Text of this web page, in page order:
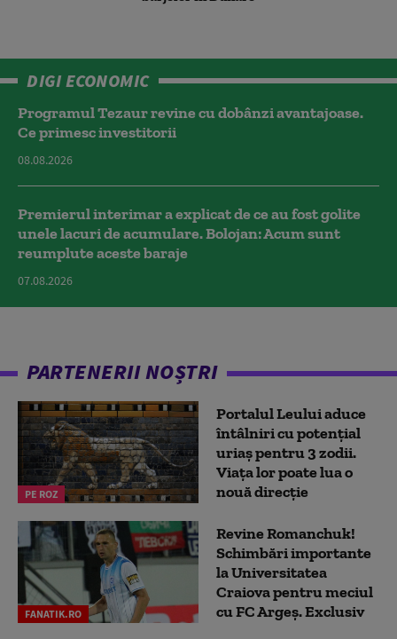
DIGI ECONOMIC
Programul Tezaur revine cu dobânzi avantajoase.
Ce primesc investitorii
08.08.2026
Premierul interimar a explicat de ce au fost golite
unele lacuri de acumulare. Bolojan: Acum sunt
reumplute aceste baraje
07.08.2026
PARTENERII NOȘTRI
PE ROZ
Portalul Leului aduce
întâlniri cu potențial
uriaș pentru 3 zodii.
Viața lor poate lua o
nouă direcție
FANATIK.RO
Revine Romanchuk!
Schimbări importante
la Universitatea
Craiova pentru meciul
cu FC Argeş. Exclusiv